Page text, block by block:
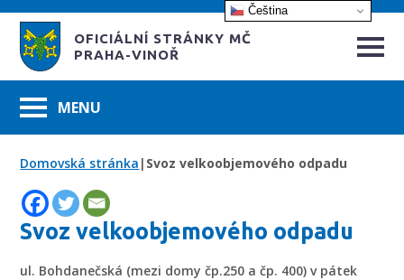
OFICIÁLNÍ STRÁNKY MČ
PRAHA-VINOŘ
Domovská stránka | Svoz velkoobjemového odpadu
Svoz velkoobjemového odpadu
ul. Bohdanečská (mezi domy čp.250 a čp. 400) v pátek
Čeština‎